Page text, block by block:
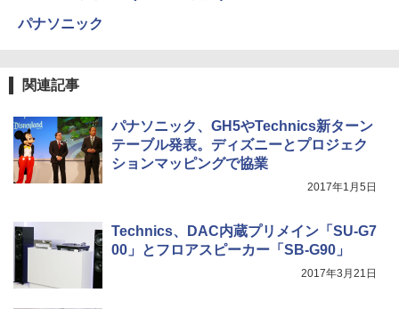
パナソニック
関連記事
パナソニック、GH5やTechnics新ターン
テーブル発表。ディズニーとプロジェク
ションマッピングで協業
2017年1月5日
Technics、DAC内蔵プリメイン「SU-G7
00」とフロアスピーカー「SB-G90」
2017年3月21日